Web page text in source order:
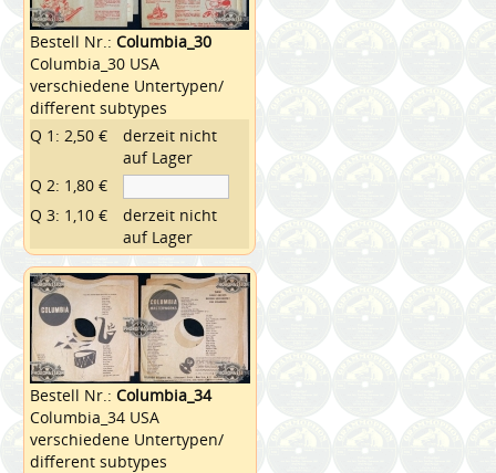
Bestell Nr.:Columbia_30
Columbia_30 USA
verschiedene Untertypen/
different subtypes
Q 1: 2,50 €
derzeit nicht
auf Lager
Q 2: 1,80 €
Q 3: 1,10 €
derzeit nicht
auf Lager
Bestell Nr.:Columbia_34
Columbia_34 USA
verschiedene Untertypen/
different subtypes